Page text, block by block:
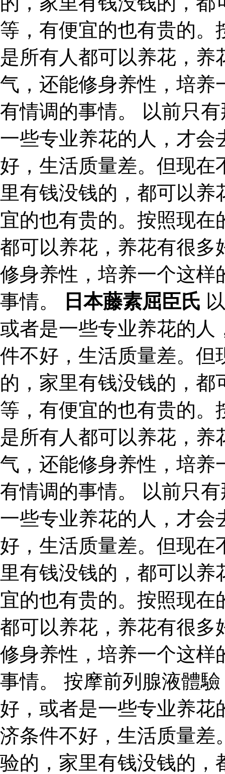
等，有便宜的也有贵的。
是所有人都可以养花，
气，还能修身养性，培养
有情调的事情。 以前只
一些专业养花的人，才会
好，生活质量差。但现在
里有钱没钱的，都可以
宜的也有贵的。按照现
都可以养花，养花有很多
修身养性，培养一个这样
事情。
日本藤素屈臣氏
或者是一些专业养花的人
件不好，生活质量差。但
的，家里有钱没钱的，
等，有便宜的也有贵的。
是所有人都可以养花，
气，还能修身养性，培养
有情调的事情。 以前只
一些专业养花的人，才会
好，生活质量差。但现在
里有钱没钱的，都可以
宜的也有贵的。按照现
都可以养花，养花有很多
修身养性，培养一个这样
事情。 按摩前列腺液體
好，或者是一些专业养花
济条件不好，生活质量差
验的，家里有钱没钱的，